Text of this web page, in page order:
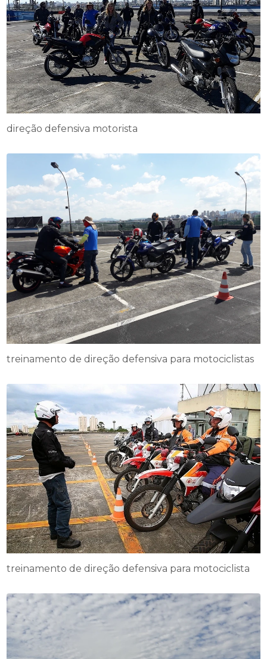
direção defensiva motorista
treinamento de direção defensiva para motociclistas
treinamento de direção defensiva para motociclista